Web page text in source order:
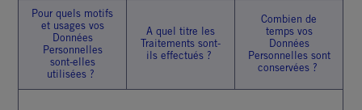
Pour quels motifs
et usages vos
Données
Personnelles
sont-elles
utilisées ?
A quel titre les
Traitements sont-
ils effectués ?
Combien de
temps vos
Données
Personnelles sont
conservées ?